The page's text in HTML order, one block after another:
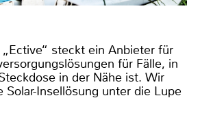
steckt ein Anbieter für
für Fälle, in
in der Nähe ist. Wir
Solar-Insellösung unter die Lupe